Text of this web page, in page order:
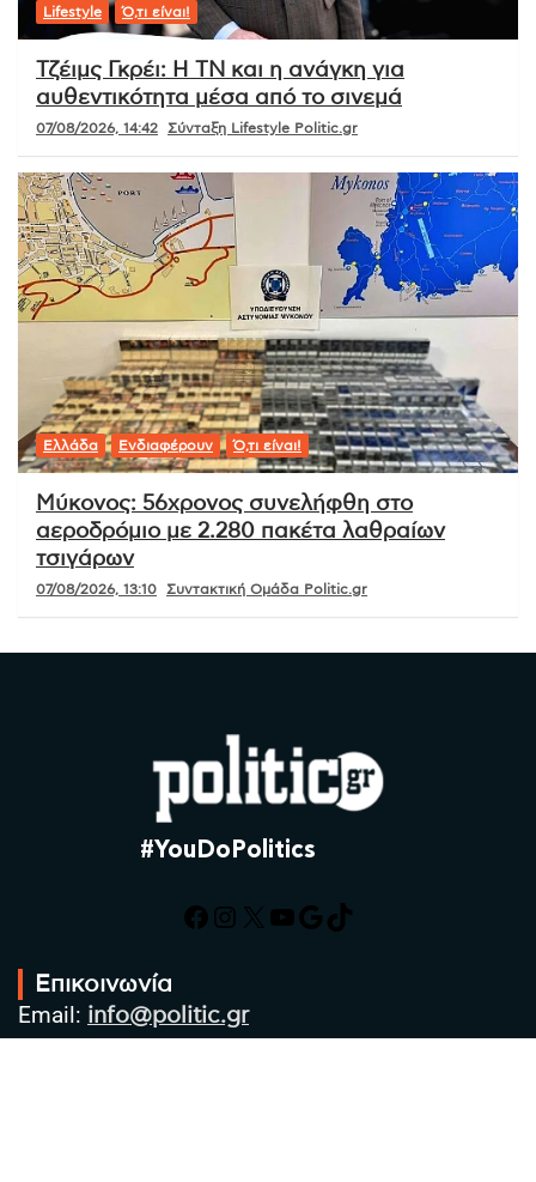
Lifestyle Ό,τι είναι!
Τζέιμς Γκρέι: Η ΤΝ και η ανάγκη για
αυθεντικότητα μέσα από το σινεμά
07/08/2026, 14:42 Σύνταξη Lifestyle Politic.gr
Ελλάδα Ενδιαφέρουν Ό,τι είναι!
Μύκονος: 56χρονος συνελήφθη στο
αεροδρόμιο με 2.280 πακέτα λαθραίων
τσιγάρων
07/08/2026, 13:10 Συντακτική Ομάδα Politic.gr
#YouDoPolitics
Facebook
Instagram
X YouTube
Google
TikTok
Επικοινωνία
Email: info@politic.gr
Τηλ: